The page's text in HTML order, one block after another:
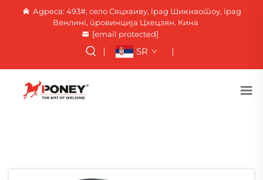
Адреса: 493#, село Сяцхаиву, град Шикиаотоу, град
Венлинг, провинција Цхецзян. Кина
[email protected]
SR